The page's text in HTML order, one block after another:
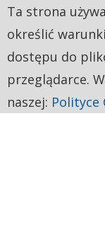
Ta strona
określić
dostępu do
przeglądarce.
naszej: Polityce